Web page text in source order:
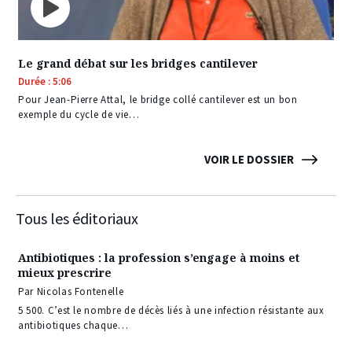
VOIR LE DOSSIER
Le grand débat sur les bridges cantilever
Durée : 5:06
Pour Jean-Pierre Attal, le bridge collé cantilever est un bon
exemple du cycle de vie…
Tous les éditoriaux
Antibiotiques : la profession s’engage à moins et
mieux prescrire
Par Nicolas Fontenelle
5 500. C’est le nombre de décès liés à une infection résistante aux
antibiotiques chaque…